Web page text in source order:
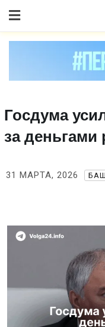
to content
Госдума
за деньгами
31 МАРТА, 2026